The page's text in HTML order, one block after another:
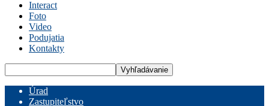
Interact
Foto
Video
Podujatia
Kontakty
Úrad
Zastupiteľstvo